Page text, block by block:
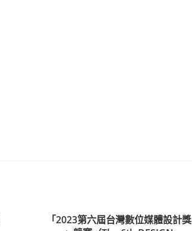
「2023第六屆台灣數位媒體設計獎